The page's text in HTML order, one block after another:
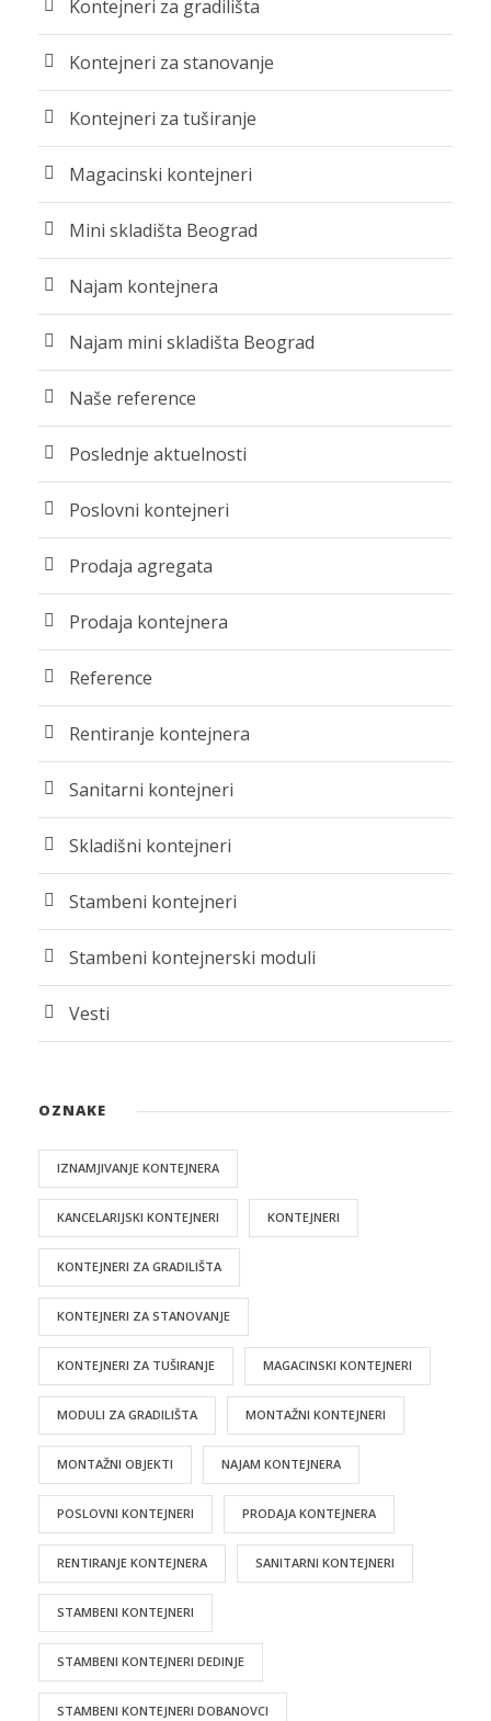
Kontejneri za gradilišta
Kontejneri za stanovanje
Kontejneri za tuširanje
Magacinski kontejneri
Mini skladišta Beograd
Najam kontejnera
Najam mini skladišta Beograd
Naše reference
Poslednje aktuelnosti
Poslovni kontejneri
Prodaja agregata
Prodaja kontejnera
Reference
Rentiranje kontejnera
Sanitarni kontejneri
Skladišni kontejneri
Stambeni kontejneri
Stambeni kontejnerski moduli
Vesti
OZNAKE
IZNAMJIVANJE KONTEJNERA
KANCELARIJSKI KONTEJNERI KONTEJNERI
KONTEJNERI ZA GRADILIŠTA
KONTEJNERI ZA STANOVANJE
KONTEJNERI ZA TUŠIRANJE MAGACINSKI KONTEJNERI
MODULI ZA GRADILIŠTA MONTAŽNI KONTEJNERI
MONTAŽNI OBJEKTI NAJAM KONTEJNERA
POSLOVNI KONTEJNERI PRODAJA KONTEJNERA
RENTIRANJE KONTEJNERA SANITARNI KONTEJNERI
STAMBENI KONTEJNERI
STAMBENI KONTEJNERI DEDINJE
STAMBENI KONTEJNERI DOBANOVCI